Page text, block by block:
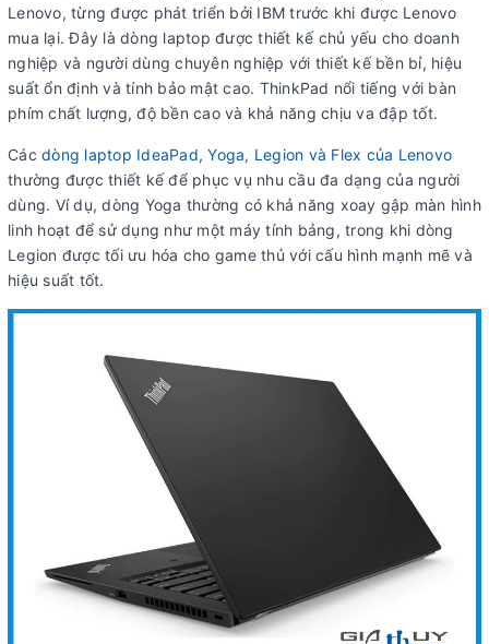
Lenovo, từng được phát triển bởi IBM trước khi được Lenovo
mua lại. Đây là dòng laptop được thiết kế chủ yếu cho doanh
nghiệp và người dùng chuyên nghiệp với thiết kế bền bỉ, hiệu
suất ổn định và tính bảo mật cao. ThinkPad nổi tiếng với bàn
phím chất lượng, độ bền cao và khả năng chịu va đập tốt.
Các dòng laptop IdeaPad, Yoga, Legion và Flex của Lenovo
thường được thiết kế để phục vụ nhu cầu đa dạng của người
dùng. Ví dụ, dòng Yoga thường có khả năng xoay gập màn hình
linh hoạt để sử dụng như một máy tính bảng, trong khi dòng
Legion được tối ưu hóa cho game thủ với cấu hình mạnh mẽ và
hiệu suất tốt.